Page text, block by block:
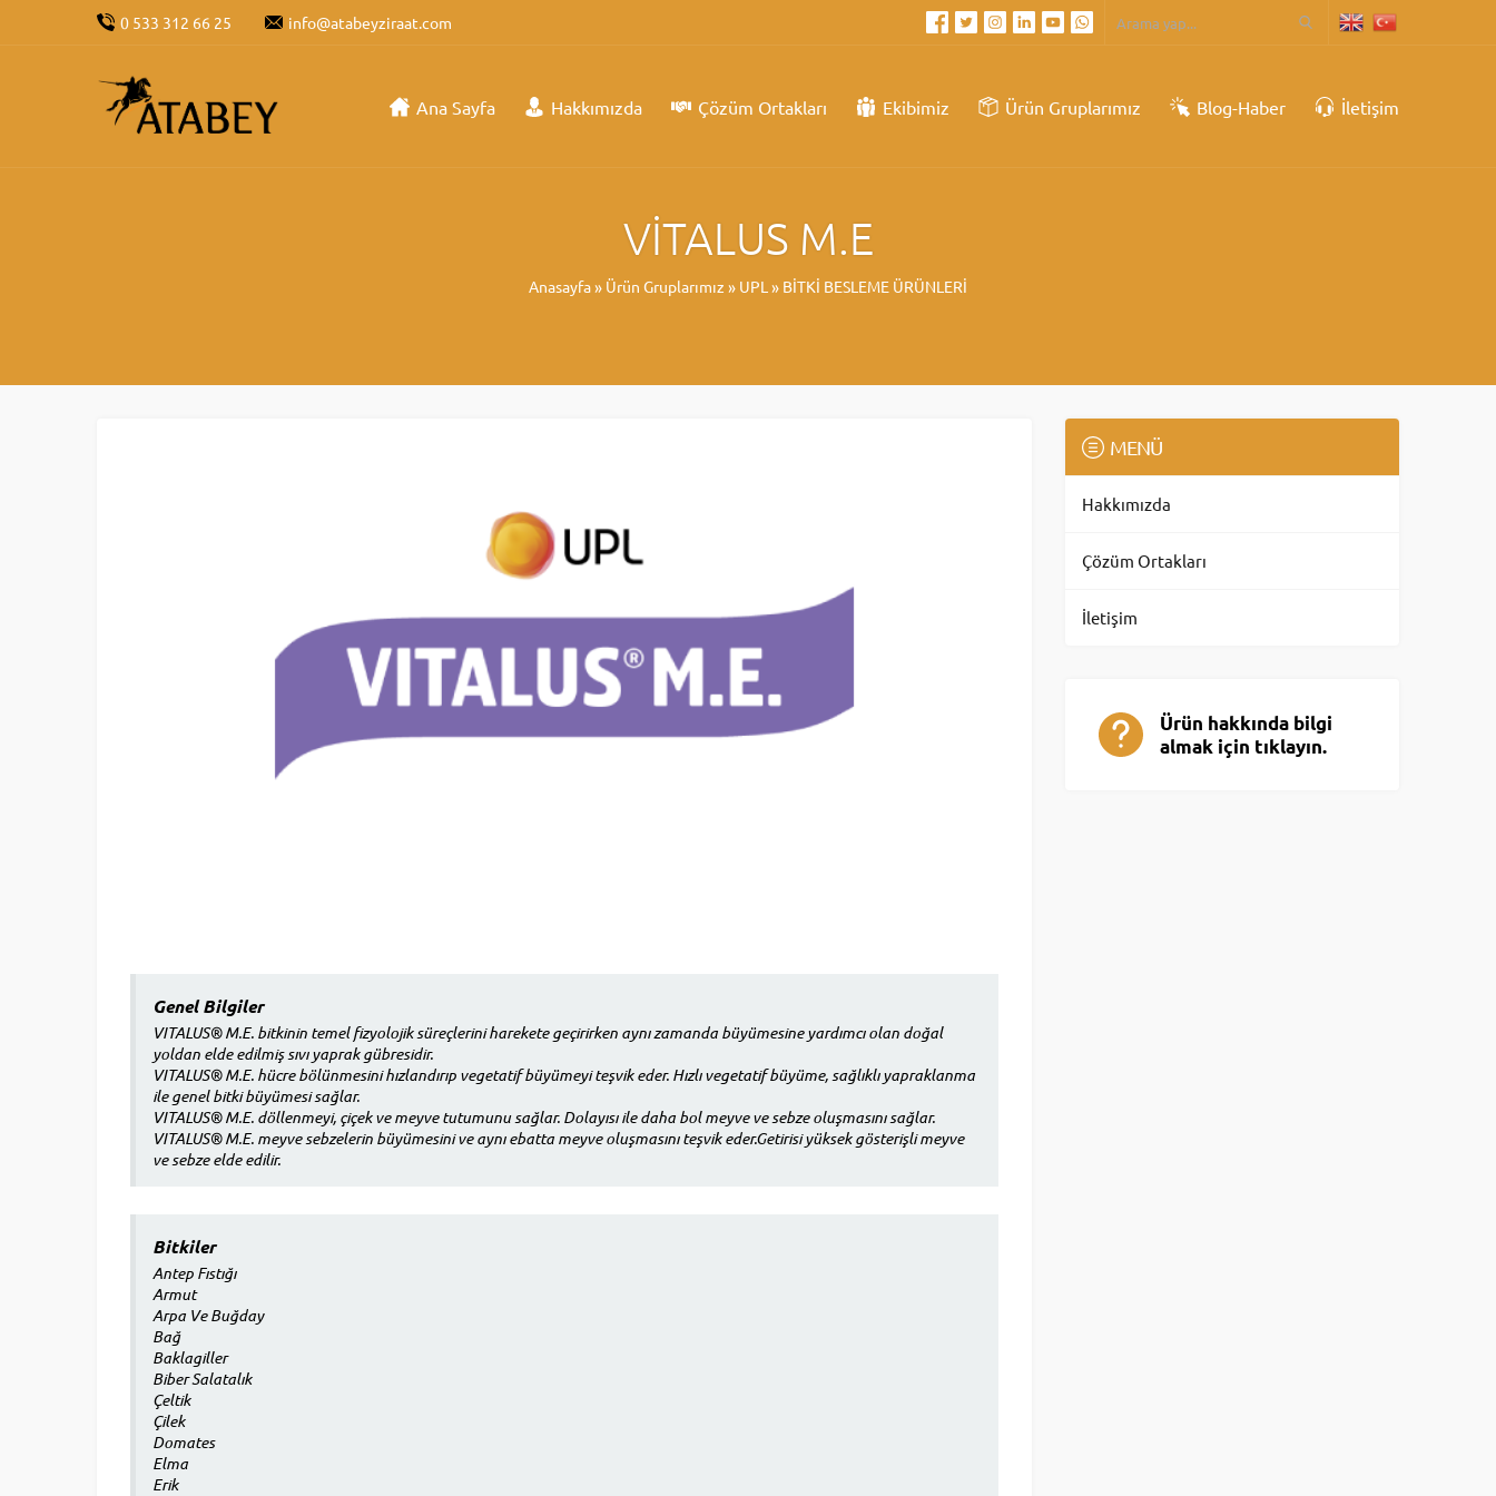
0 533 312 66 25 info@atabeyziraat.com
Ana Sayfa Hakkımızda Çözüm Ortakları Ekibimiz Ürün Gruplarımız Blog-Haber İletişim
VİTALUS M.E
Anasayfa» Ürün Gruplarımız » UPL » BİTKİ BESLEME ÜRÜNLERİ
Genel Bilgiler
VITALUS® M.E. bitkinin temel fizyolojik süreçlerini harekete geçirirken aynı zamanda büyümesine yardımcı olan doğal
yoldan elde edilmiş sıvı yaprak gübresidir.
VITALUS® M.E. hücre bölünmesini hızlandırıp vegetatif büyümeyi teşvik eder. Hızlı vegetatif büyüme, sağlıklı yapraklanma
ile genel bitki büyümesi sağlar.
VITALUS® M.E. döllenmeyi, çiçek ve meyve tutumunu sağlar. Dolayısı ile daha bol meyve ve sebze oluşmasını sağlar.
VITALUS® M.E. meyve sebzelerin büyümesini ve aynı ebatta meyve oluşmasını teşvik eder.Getirisi yüksek gösterişli meyve
ve sebze elde edilir.
Bitkiler
Antep Fıstığı
Armut
Arpa Ve Buğday
Bağ
Baklagiller
Biber Salatalık
Çeltik
Çilek
Domates
Elma
Erik
MENÜ
Hakkımızda
Çözüm Ortakları
İletişim
Ürün hakkında bilgi
almak için tıklayın.